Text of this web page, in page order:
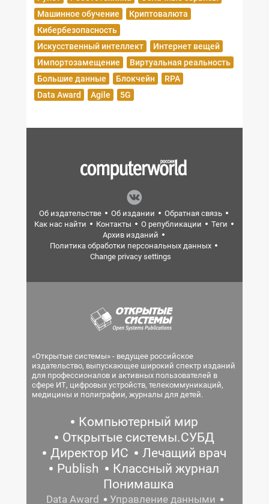
Машинное обучение
Криптовалюта
Кибербезопасность
Искусственный интеллект
Интернет вещей
Импортозамещение
Виртуальная реальность
Большие данные
Блокчейн
RPA
Data Award
Agile 5G
Об издательстве Об издании
Обратная связь
Как нас найти
Контакты О републикации
Теги
Архив изданий
Политика обработки персональных данных
Change privacy settings
«Открытые системы» - ведущее российское
издательство, выпускающее широкий спектр изданий
для профессионалов и активных пользователей в
сфере ИТ, цифровых устройств, телекоммуникаций,
медицины и полиграфии, журналы для детей.
Компьютерный мир
Открытые системы.СУБД
Директор ИС
Лечащий врач
Publish
Классный журнал
Понимашка
Data Award Управление данными